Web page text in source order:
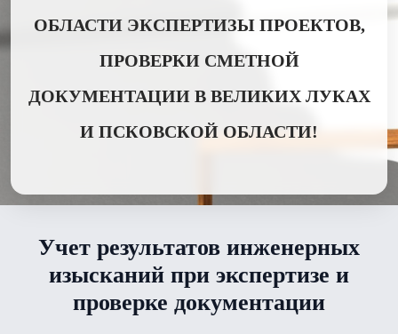
ОБЛАСТИ ЭКСПЕРТИЗЫ ПРОЕКТОВ,
ПРОВЕРКИ СМЕТНОЙ
ДОКУМЕНТАЦИИ В ВЕЛИКИХ ЛУКАХ
И ПСКОВСКОЙ ОБЛАСТИ!
Учет результатов инженерных
изысканий при экспертизе и
проверке документации